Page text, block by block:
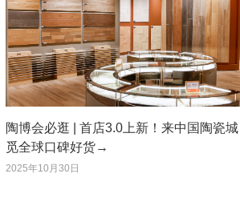
陶博会必逛 | 首店3.0上新！来中国陶瓷城
觅全球口碑好货→
2025年10月30日